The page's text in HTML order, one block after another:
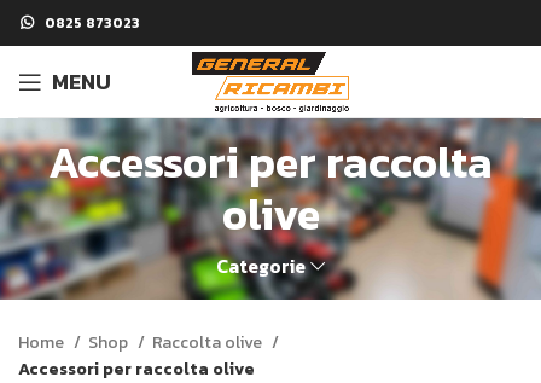
0825 873023
MENU
Accessori per raccolta
olive
Categorie
Home Shop
Raccolta olive
Accessori per raccolta olive